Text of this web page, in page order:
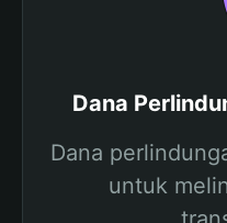
Dana
Dana
untuk